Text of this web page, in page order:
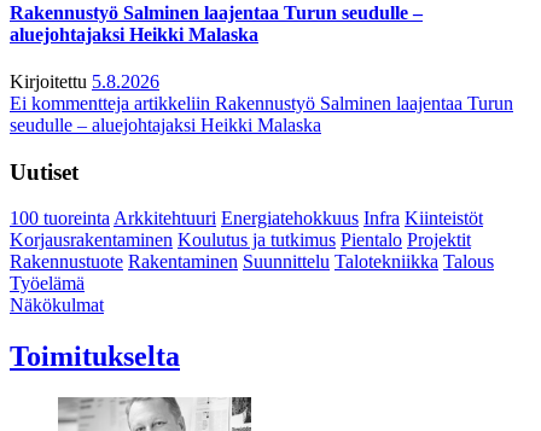
Rakennustyö Salminen laajentaa Turun seudulle –
aluejohtajaksi Heikki Malaska
Kirjoitettu 5.8.2026
Ei kommentteja artikkeliin Rakennustyö Salminen laajentaa Turun
seudulle – aluejohtajaksi Heikki Malaska
Uutiset
100 tuoreintaArkkitehtuuri Energiatehokkuus Infra Kiinteistöt
Korjausrakentaminen Koulutus ja tutkimus Pientalo Projektit
Rakennustuote Rakentaminen Suunnittelu Talotekniikka Talous
Työelämä
Näkökulmat
Toimitukselta